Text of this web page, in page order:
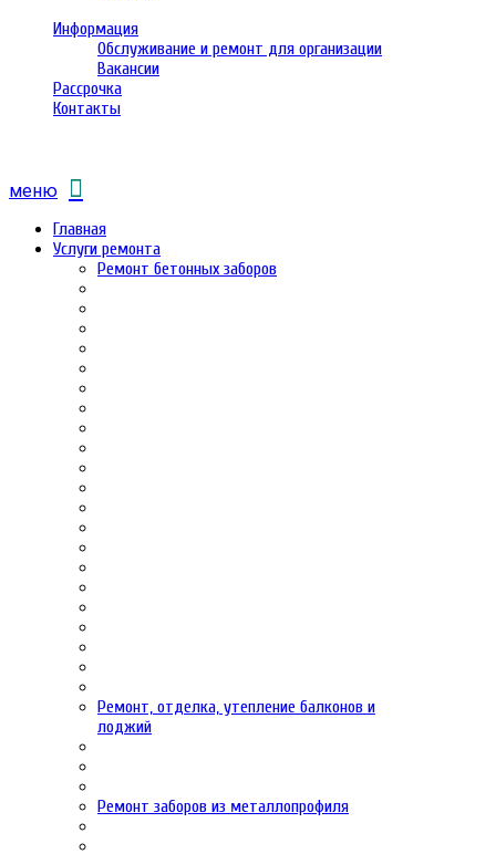
Информация
Обслуживание и ремонт для организации
Вакансии
Рассрочка
Контакты
меню
Главная
Услуги ремонта
Ремонт бетонных заборов
Ремонт, отделка, утепление балконов и
лоджий
Ремонт заборов из металлопрофиля